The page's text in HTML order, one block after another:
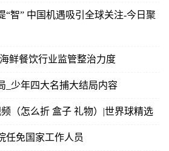
“智” 中国机遇吸引全球关注-今日聚
鲜餐饮行业监管整治力度
_少年四大名捕大结局内容
（怎么折 盒子 礼物）|世界球精选
任免国家工作人员